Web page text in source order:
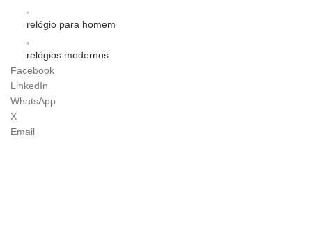
relógio para homem
relógios modernos
Facebook
LinkedIn
WhatsApp
X
Email